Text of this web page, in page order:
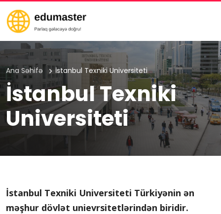
Ana Səhifə İstanbul Texniki Universiteti
İstanbul Texniki
Universiteti
İstanbul Texniki Universiteti Türkiyənin ən
məşhur dövlət unievrsitetlərindən biridir.